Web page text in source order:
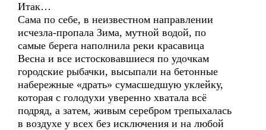
Итак…
Сама по себе, в неизвестном направлении
исчезла-пропала Зима, мутной водой, по
самые берега наполнила реки красавица
Весна и все истосковавшиеся по удочкам
городские рыбачки, высыпали на бетонные
набережные «драть» сумасшедшую уклейку,
которая с голодухи уверенно хватала всё
подряд, а затем, живым серебром трепыхалась
в воздухе у всех без исключения и на любой